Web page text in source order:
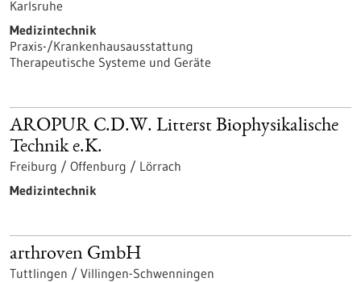
Karlsruhe
Medizintechnik
Praxis-/Krankenhausausstattung
Therapeutische Systeme und Geräte
AROPUR C.D.W. Litterst Biophysikalische
Technik e.K.
Freiburg / Offenburg / Lörrach
Medizintechnik
arthroven GmbH
Tuttlingen / Villingen-Schwenningen